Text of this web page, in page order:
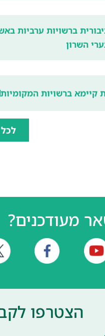
ברשויות ערביות
השרון
ברשויות המקומיות
מעודכנים?
הצטרפו